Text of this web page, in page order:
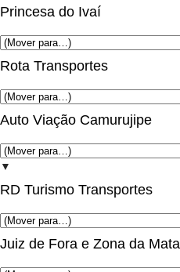
Princesa do Ivaí
Rota Transportes
Auto Viação Camurujipe
▼
RD Turismo Transportes
Juiz de Fora e Zona da Mata